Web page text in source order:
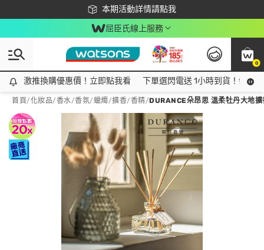
本期活動詳情請點我
下載app最高回饋$350
屈臣氏線上服務
0
激推換購優惠價！立即點我看
激推換購優惠價！立即點我看 下單選閃電送 1小時到貨！領神
首頁/化妝品/香水/香氛/蠟燭/擴香/香精/DURANCE朵昂思 溫柔牡丹大地